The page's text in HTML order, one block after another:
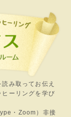
み取ってお伝え
ーリングを学び
・Zoom）非接